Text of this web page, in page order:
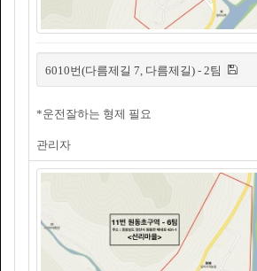
6010번(다름제길 7, 다름제길) - 2팀
*운전잘하는 형제 필요
관리자